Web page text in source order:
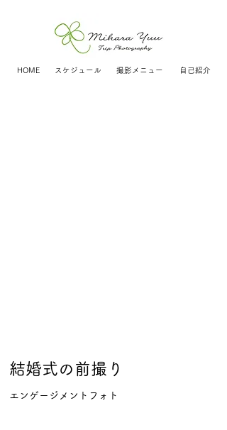
HOME スケジュール 撮影メニュー 自己紹介
結婚式の前撮り
エンゲージメントフォト